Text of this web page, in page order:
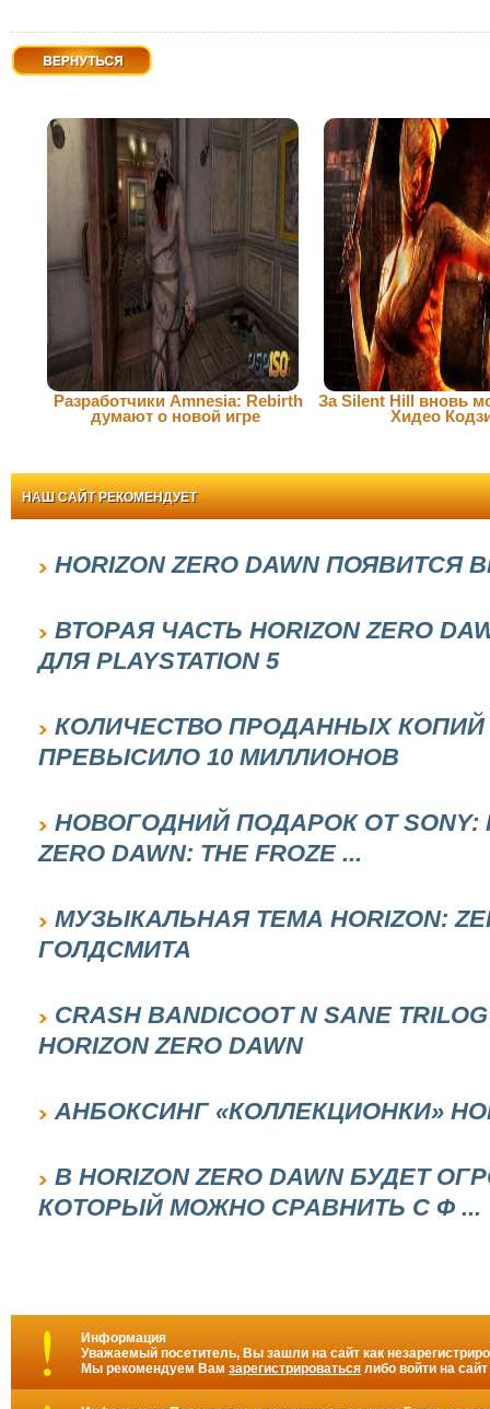
Разработчики Amnesia: Rebirth
думают о новой игре
За Silent Hill вновь
Хидео
НАШ САЙТ РЕКОМЕНДУЕТ
HORIZON ZERO DAWN ПОЯВИТСЯ
ВТОРАЯ ЧАСТЬ HORIZON ZERO
ДЛЯ PLAYSTATION 5
КОЛИЧЕСТВО ПРОДАННЫХ КОПИЙ
ПРЕВЫСИЛО 10 МИЛЛИОНОВ
НОВОГОДНИЙ ПОДАРОК ОТ SONY:
ZERO DAWN: THE FROZE ...
МУЗЫКАЛЬНАЯ ТЕМА HORIZON:
ГОЛДСМИТА
CRASH BANDICOOT N SANE
HORIZON ZERO DAWN
АНБОКСИНГ «КОЛЛЕКЦИОНКИ»
В HORIZON ZERO DAWN БУДЕТ
КОТОРЫЙ МОЖНО СРАВНИТЬ С Ф ...
Информация
Уважаемый посетитель, Вы зашли на сайт как
Мы рекомендуем Вам зарегистрироваться либо войти на